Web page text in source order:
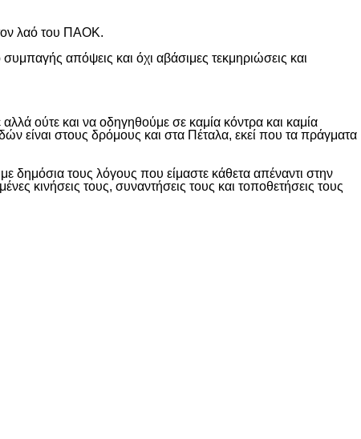
λαό του ΠΑΟΚ.
απόψεις και όχι αβάσιμες τεκμηριώσεις και
ούτε και να οδηγηθούμε σε καμία κόντρα και καμία
είναι στους δρόμους και στα Πέταλα, εκεί που τα πράγματα
δημόσια τους λόγους που είμαστε κάθετα απέναντι στην
κινήσεις τους, συναντήσεις τους και τοποθετήσεις τους